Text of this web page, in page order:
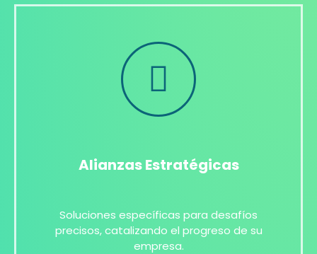
Alianzas Estratégicas
Soluciones específicas para desafíos
precisos, catalizando el progreso de su
empresa.